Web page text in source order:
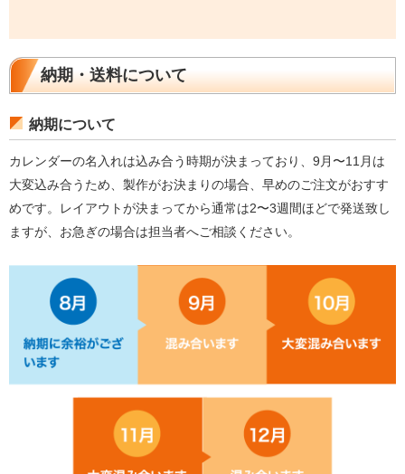
納期・送料について
納期について
カレンダーの名入れは込み合う時期が決まっており、9月〜11月は
大変込み合うため、製作がお決まりの場合、早めのご注文がおすす
めです。レイアウトが決まってから通常は2〜3週間ほどで発送致し
ますが、お急ぎの場合は担当者へご相談ください。